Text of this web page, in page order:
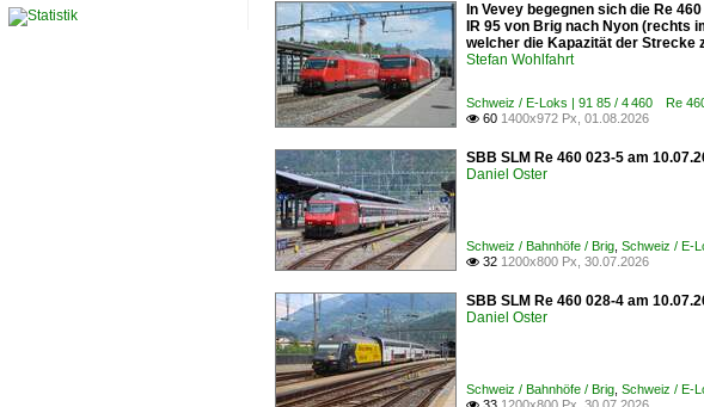
In Vevey begegnen sich die Re
IR 95 von Brig nach Nyon (rechts
welcher die Kapazität der Strecke
Stefan Wohlfahrt
Schweiz / E-Loks | 91 85 / 4 460 Re
 60 1400x972 Px, 01.08.2026
SBB SLM Re 460 023-5 am
Daniel Oster
Schweiz / Bahnhöfe / Brig Schweiz / E-
 32 1200x800 Px, 30.07.2026
SBB SLM Re 460 028-4 am
Daniel Oster
Schweiz / Bahnhöfe / Brig Schweiz / E-